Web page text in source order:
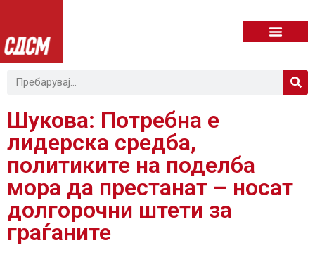
Шукова: Потребна е
лидерска средба,
политиките на поделба
мора да престанат – носат
долгорочни штети за
граѓаните